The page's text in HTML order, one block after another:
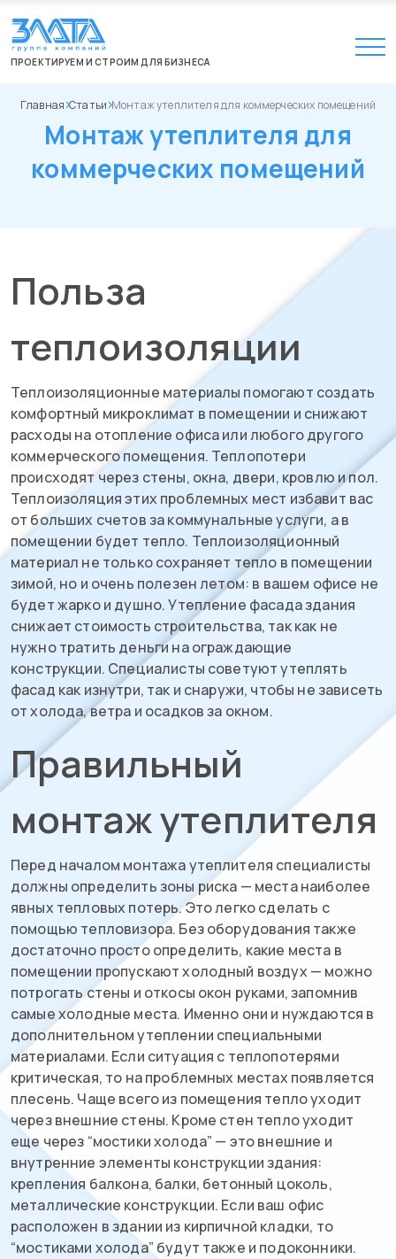
ПРОЕКТИРУЕМ И СТРОИМ ДЛЯ БИЗНЕСА
Главная Статьи Монтаж утеплителя для коммерческих помещений
Монтаж утеплителя для
коммерческих помещений
Польза
теплоизоляции
Теплоизоляционные материалы помогают создать
комфортный микроклимат в помещении и снижают
расходы на отопление офиса или любого другого
коммерческого помещения. Теплопотери
происходят через стены, окна, двери, кровлю и пол.
Теплоизоляция этих проблемных мест избавит вас
от больших счетов за коммунальные услуги, а в
помещении будет тепло. Теплоизоляционный
материал не только сохраняет тепло в помещении
зимой, но и очень полезен летом: в вашем офисе не
будет жарко и душно. Утепление фасада здания
снижает стоимость строительства, так как не
нужно тратить деньги на ограждающие
конструкции. Специалисты советуют утеплять
фасад как изнутри, так и снаружи, чтобы не зависеть
от холода, ветра и осадков за окном.
Правильный
монтаж утеплителя
Перед началом монтажа утеплителя специалисты
должны определить зоны риска — места наиболее
явных тепловых потерь. Это легко сделать с
помощью тепловизора. Без оборудования также
достаточно просто определить, какие места в
помещении пропускают холодный воздух — можно
потрогать стены и откосы окон руками, запомнив
самые холодные места. Именно они и нуждаются в
дополнительном утеплении специальными
материалами. Если ситуация с теплопотерями
критическая, то на проблемных местах появляется
плесень. Чаще всего из помещения тепло уходит
через внешние стены. Кроме стен тепло уходит
еще через “мостики холода” — это внешние и
внутренние элементы конструкции здания:
крепления балкона, балки, бетонный цоколь,
металлические конструкции. Если ваш офис
расположен в здании из кирпичной кладки, то
“мостиками холода” будут также и подоконники.